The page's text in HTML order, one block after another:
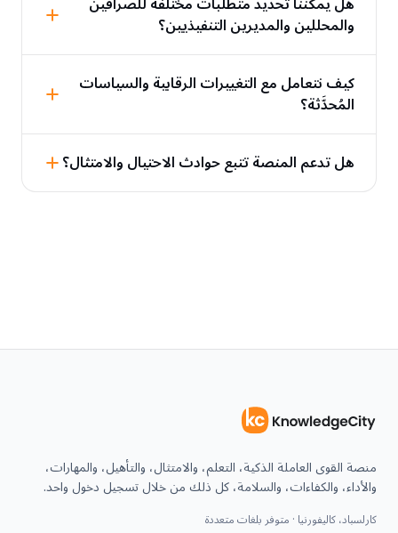
والمحللين والمديرين التنفيذيين؟
كيف نتعامل مع التغييرات الرقابية والسياسات
المُحدَّثة؟
هل تدعم المنصة تتبع حوادث الاحتيال والامتثال؟
منصة القوى العاملة الذكية، التعلم، والامتثال، والتأهيل، والمهارات،
والأداء، والكفاءات، والسلامة، كل ذلك من خلال تسجيل دخول واحد.
كارلسباد، كاليفورنيا · متوفر بلغات متعددة